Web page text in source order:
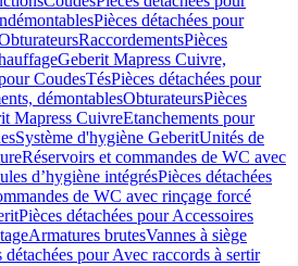
Pièces détachées pour
RaccordementsPièces
Geberit Mapress Cuivre,
CoudesTésPièces détachées pour
démontablesObturateursPièces
Mapress CuivreEtanchements pour
Système d'hygiène GeberitUnités de
Réservoirs et commandes de WC avec
d’hygiène intégrésPièces détachées
de WC avec rinçage forcé
Pièces détachées pour Accessoires
Armatures brutesVannes à siège
détachées pour Avec raccords à sertir